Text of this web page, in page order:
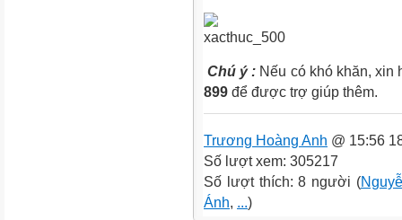
Chú ý : Nếu có khó khăn, xin
899 để được trợ giúp thêm.
Trương Hoàng Anh @ 15:56
Số lượt xem: 305217
Số lượt thích: 8 người (
Ánh, ...)